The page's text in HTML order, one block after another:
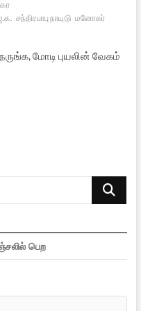
சந்திரபாபு நாயுடு மனோகர்
மோடி புயலின் வேகம்
Search
பெற